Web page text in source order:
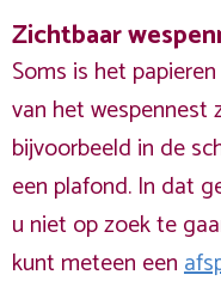
Zichtbaar
Soms is het
van het wespennest
bijvoorbeeld in de
een plafond. In dat
u niet op zoek te
kunt meteen een